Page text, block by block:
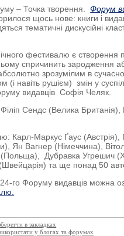
– Точка творення.Форум
щось нове: книги і
тематичні дискусійні
фестивалю є створення
спричинить зародження
зрозумілим в
(і навіть рушієм) змін у
видавців Софія Челяк.
Сендс (Велика
Карл-Маркус Ґаус (Австрія),
Ян Вагнер (Німеччина),
Дубравка Угрешич
та ще понад 50
го Форуму видавців можна
в закладках
у блогах та форумах